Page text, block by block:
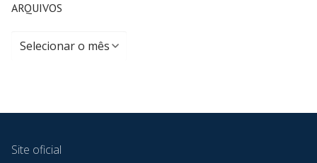
ARQUIVOS
Site oficial